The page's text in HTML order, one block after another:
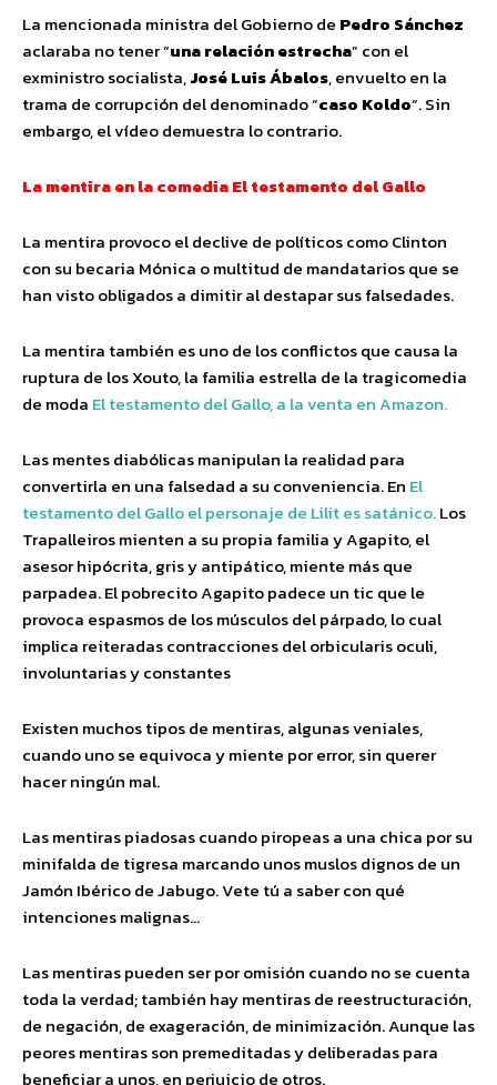
La mencionada ministra del Gobierno de Pedro Sánchez
aclaraba no tener “una relación estrecha” con el
exministro socialista,José Luis Ábalos, envuelto en la
trama de corrupción del denominado “caso Koldo“. Sin
embargo, el vídeo demuestra lo contrario.
La mentira en la comedia El testamento del Gallo
La mentira provoco el declive de políticos como Clinton
con su becaria Mónica o multitud de mandatarios que se
han visto obligados a dimitir al destapar sus falsedades.
La mentira también es uno de los conflictos que causa la
ruptura de los Xouto, la familia estrella de la tragicomedia
de moda El testamento del Gallo, a la venta en Amazon.
Las mentes diabólicas manipulan la realidad para
convertirla en una falsedad a su conveniencia. En El
testamento del Gallo el personaje de Lilit es satánico.Los
Trapalleiros mienten a su propia familia y Agapito, el
asesor hipócrita, gris y antipático, miente más que
parpadea. El pobrecito Agapito padece un tic que le
provoca espasmos de los músculos del párpado, lo cual
implica reiteradas contracciones del orbicularis oculi,
involuntarias y constantes
Existen muchos tipos de mentiras, algunas veniales,
cuando uno se equivoca y miente por error, sin querer
hacer ningún mal.
Las mentiras piadosas cuando piropeas a una chica por su
minifalda de tigresa marcando unos muslos dignos de un
Jamón Ibérico de Jabugo. Vete tú a saber con qué
intenciones malignas…
Las mentiras pueden ser por omisión cuando no se cuenta
toda la verdad; también hay mentiras de reestructuración,
de negación, de exageración, de minimización. Aunque las
peores mentiras son premeditadas y deliberadas para
beneficiar a unos, en perjuicio de otros.